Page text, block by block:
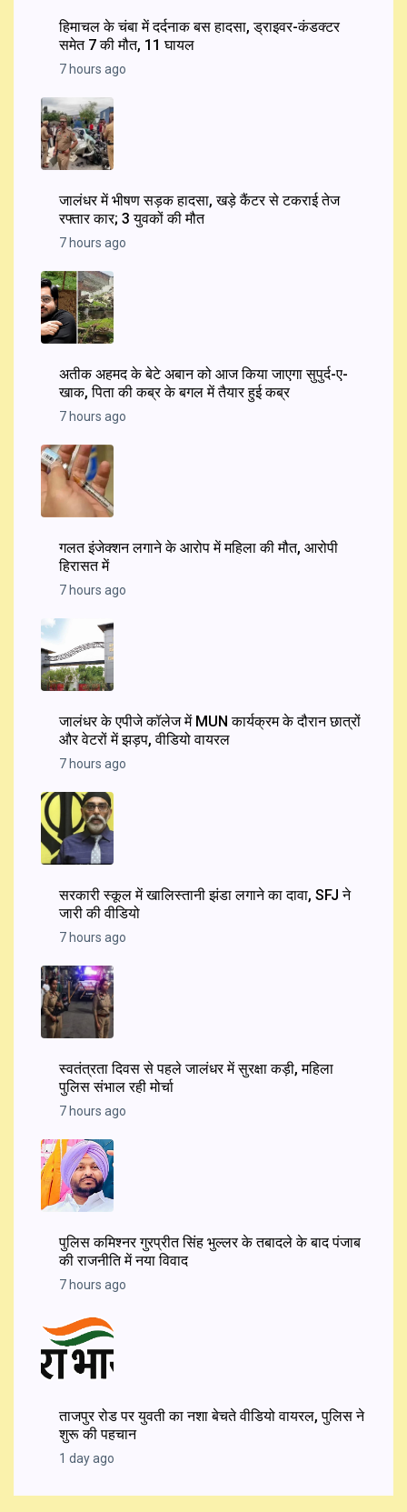
हिमाचल के चंबा में दर्दनाक बस हादसा, ड्राइवर-कंडक्टर
समेत 7 की मौत, 11 घायल
7 hours ago
जालंधर में भीषण सड़क हादसा, खड़े कैंटर से टकराई तेज
रफ्तार कार; 3 युवकों की मौत
7 hours ago
अतीक अहमद के बेटे अबान को आज किया जाएगा सुपुर्द-ए-
खाक, पिता की कब्र के बगल में तैयार हुई कब्र
7 hours ago
गलत इंजेक्शन लगाने के आरोप में महिला की मौत, आरोपी
हिरासत में
7 hours ago
जालंधर के एपीजे कॉलेज में MUN कार्यक्रम के दौरान छात्रों
और वेटरों में झड़प, वीडियो वायरल
7 hours ago
सरकारी स्कूल में खालिस्तानी झंडा लगाने का दावा, SFJ ने
जारी की वीडियो
7 hours ago
स्वतंत्रता दिवस से पहले जालंधर में सुरक्षा कड़ी, महिला
पुलिस संभाल रही मोर्चा
7 hours ago
पुलिस कमिश्नर गुरप्रीत सिंह भुल्लर के तबादले के बाद पंजाब
की राजनीति में नया विवाद
7 hours ago
ताजपुर रोड पर युवती का नशा बेचते वीडियो वायरल, पुलिस ने
शुरू की पहचान
1 day ago